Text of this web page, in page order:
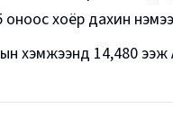
хоёр дахин
хэмжээнд 14,480 ээж